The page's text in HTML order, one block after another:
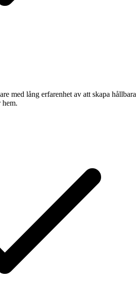
med lång erfarenhet av att skapa hållbara
hem.